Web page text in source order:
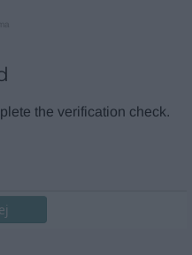
the verification check.